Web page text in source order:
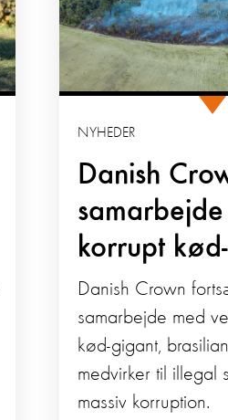
Danish
korrupt
NYHEDER
Danish Crown
samarbejde med
kød-gigant,
medvirker til illegal
massiv korruption.